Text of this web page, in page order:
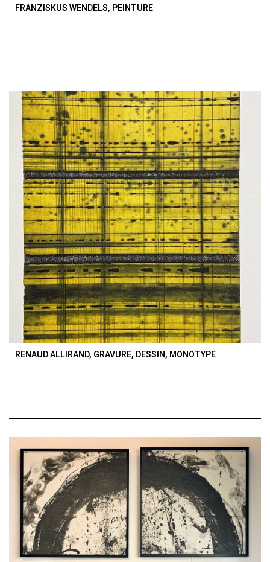
FRANZISKUS WENDELS, PEINTURE
RENAUD ALLIRAND, GRAVURE, DESSIN, MONOTYPE